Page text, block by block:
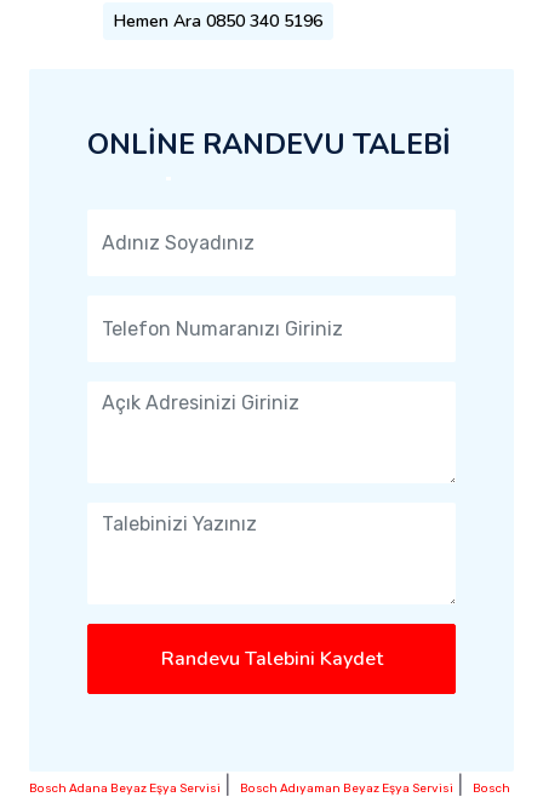
Hemen Ara 0850 340 5196
ONLİNE RANDEVU TALEBİ
Randevu Talebini Kaydet
Bosch Adana Beyaz Eşya Servisi Bosch Adıyaman Beyaz Eşya Servisi
Bosch